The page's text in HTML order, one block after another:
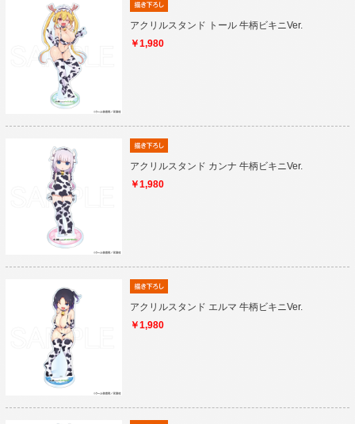
アクリルスタンド トール 牛柄ビキニVer.
￥1,980
アクリルスタンド カンナ 牛柄ビキニVer.
￥1,980
アクリルスタンド エルマ 牛柄ビキニVer.
￥1,980